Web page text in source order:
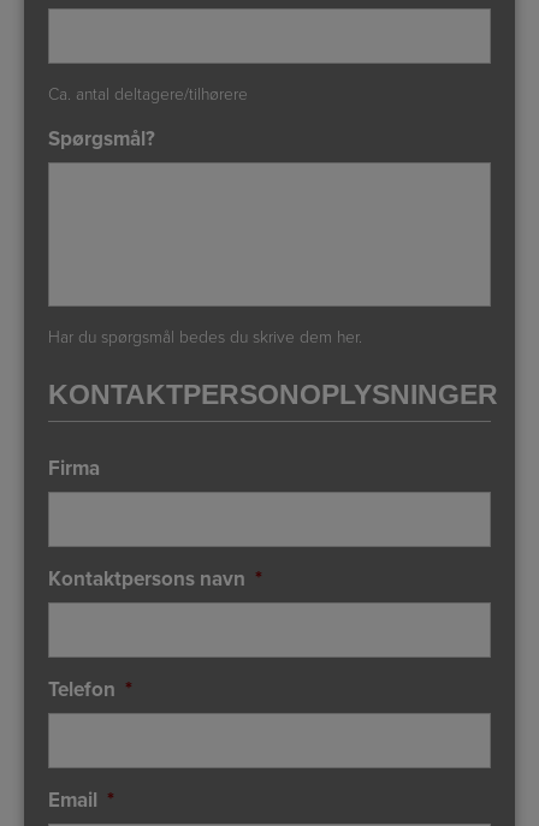
Ca. antal deltagere/tilhørere
Spørgsmål?
Har du spørgsmål bedes du skrive dem her.
KONTAKTPERSONOPLYSNINGER
Firma
Kontaktpersons navn *
Telefon *
Email *